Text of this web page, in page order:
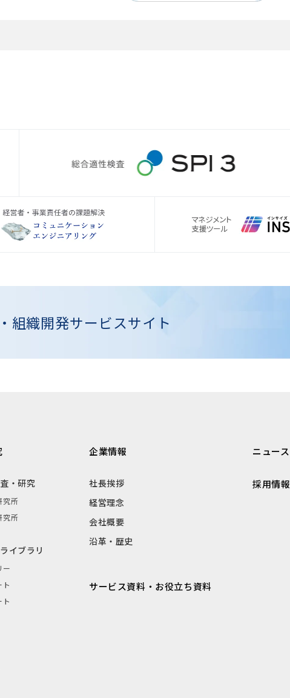
組織開発サービスサイト
・研究
究所
究所
イブラリ
ー
ト
ト
企業情報
社長挨拶
経営理念
会社概要
沿革・歴史
サービス資料・お役立ち資料
ニュース
採用情報